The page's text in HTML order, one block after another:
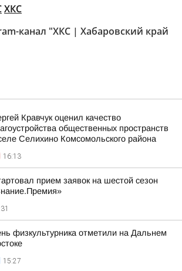
ХКС
канал "ХКС | Хабаровский край
Кравчук оценил качество
общественных пространств
Селихино Комсомольского района
16:13
прием заявок на шестой сезон
физкультурника отметили на Дальнем
15:27